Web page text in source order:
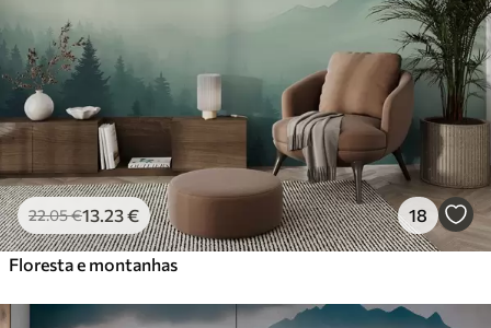
Vinil Premium
65
Peel and Stick
81.6749.00€/m²
22.05€13 .23€ 18
Floresta e montanhas